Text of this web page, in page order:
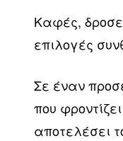
Καφές,
επιλογές
Σε έναν
που
αποτελέσει